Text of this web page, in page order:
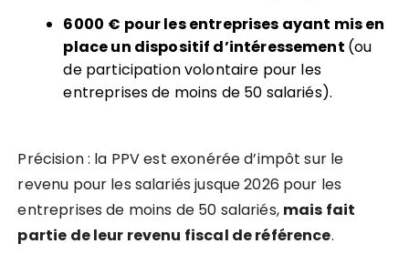
6000 € pour les entreprises ayant mis en
place un dispositif d’intéressement (ou
de participation volontaire pour les
entreprises de moins de 50 salariés).
Précision : la PPV est exonérée d’impôt sur le
revenu pour les salariés jusque 2026 pour les
entreprises de moins de 50 salariés, mais fait
partie de leur revenu fiscal de référence.